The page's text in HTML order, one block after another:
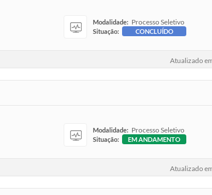
Modalidade: Processo Seletivo
Situação: CONCLUÍDO
Atualizado
Modalidade: Processo Seletivo
Situação: EM ANDAMENTO
Atualizado